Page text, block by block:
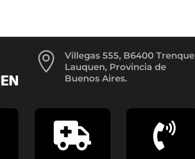

Villegas 555, B6400 Trenque
Lauquen, Provincia de
Buenos Aires.
 